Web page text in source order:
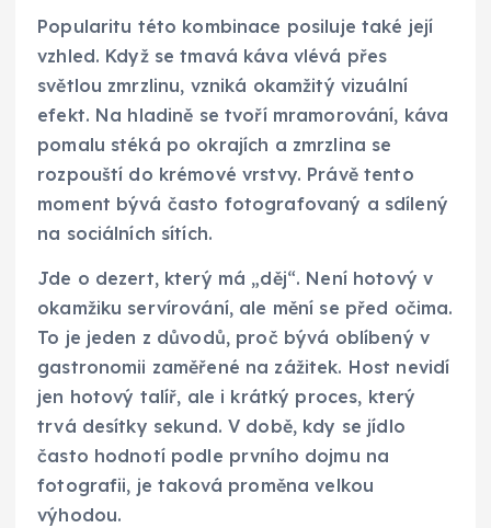
Popularitu této kombinace posiluje také její
vzhled. Když se tmavá káva vlévá přes
světlou zmrzlinu, vzniká okamžitý vizuální
efekt. Na hladině se tvoří mramorování, káva
pomalu stéká po okrajích a zmrzlina se
rozpouští do krémové vrstvy. Právě tento
moment bývá často fotografovaný a sdílený
na sociálních sítích.
Jde o dezert, který má „děj“. Není hotový v
okamžiku servírování, ale mění se před očima.
To je jeden z důvodů, proč bývá oblíbený v
gastronomii zaměřené na zážitek. Host nevidí
jen hotový talíř, ale i krátký proces, který
trvá desítky sekund. V době, kdy se jídlo
často hodnotí podle prvního dojmu na
fotografii, je taková proměna velkou
výhodou.